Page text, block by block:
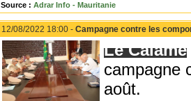
Source : Adrar Info - Mauritanie
12/08/2022 18:00 - Campagne contre les
Le Calame
campagne
août.